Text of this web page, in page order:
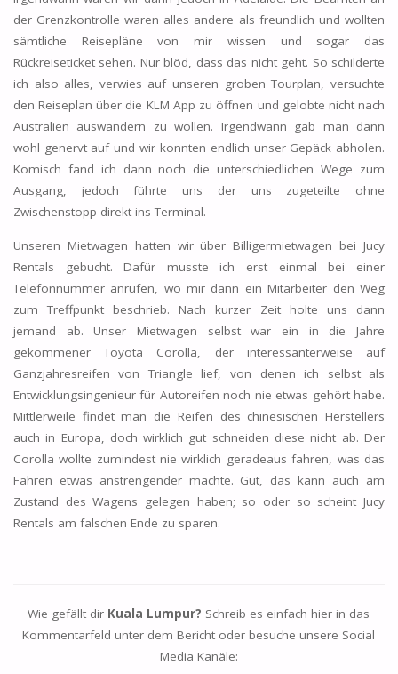
der Grenzkontrolle waren alles andere als freundlich und wollten
sämtliche Reisepläne von mir wissen und sogar das
Rückreiseticket sehen. Nur blöd, dass das nicht geht. So schilderte
ich also alles, verwies auf unseren groben Tourplan, versuchte
den Reiseplan über die KLM App zu öffnen und gelobte nicht nach
Australien auswandern zu wollen. Irgendwann gab man dann
wohl genervt auf und wir konnten endlich unser Gepäck abholen.
Komisch fand ich dann noch die unterschiedlichen Wege zum
Ausgang, jedoch führte uns der uns zugeteilte ohne
Zwischenstopp direkt ins Terminal.
Unseren Mietwagen hatten wir über Billigermietwagen bei Jucy
Rentals gebucht. Dafür musste ich erst einmal bei einer
Telefonnummer anrufen, wo mir dann ein Mitarbeiter den Weg
zum Treffpunkt beschrieb. Nach kurzer Zeit holte uns dann
jemand ab. Unser Mietwagen selbst war ein in die Jahre
gekommener Toyota Corolla, der interessanterweise auf
Ganzjahresreifen von Triangle lief, von denen ich selbst als
Entwicklungsingenieur für Autoreifen noch nie etwas gehört habe.
Mittlerweile findet man die Reifen des chinesischen Herstellers
auch in Europa, doch wirklich gut schneiden diese nicht ab. Der
Corolla wollte zumindest nie wirklich geradeaus fahren, was das
Fahren etwas anstrengender machte. Gut, das kann auch am
Zustand des Wagens gelegen haben; so oder so scheint Jucy
Rentals am falschen Ende zu sparen.
Wie gefällt dir Kuala Lumpur? Schreib es einfach hier in das
Kommentarfeld unter dem Bericht oder besuche unsere Social
Media Kanäle: